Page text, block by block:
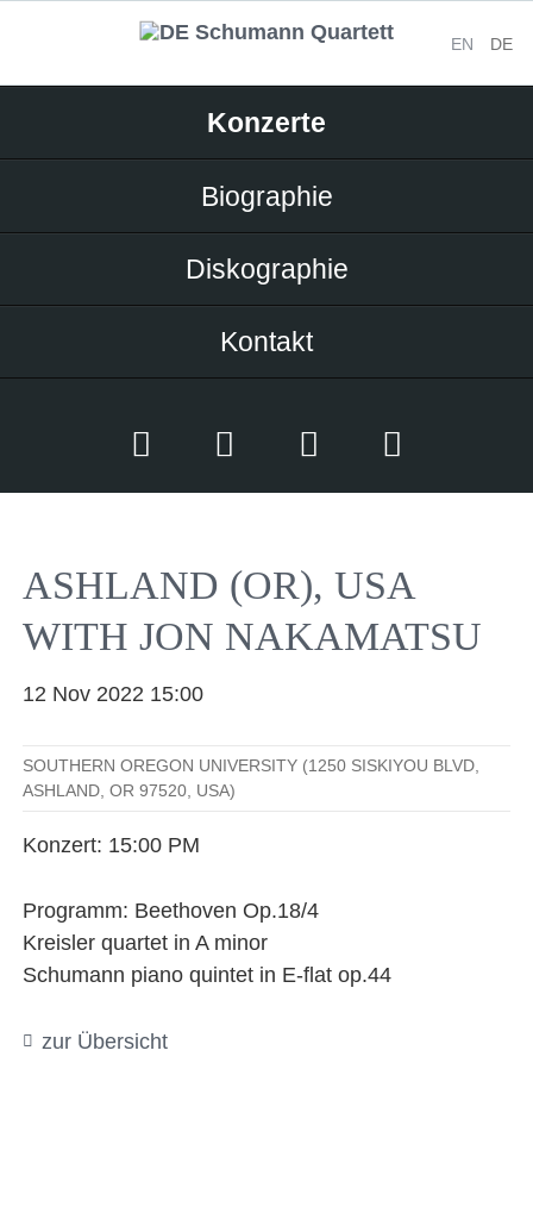
EN DE
Konzerte
Biographie
Diskographie
Kontakt
FacebookYouTubeInstagramEMail
ASHLAND (OR), USA
WITH JON NAKAMATSU
12 Nov 2022 15:00
SOUTHERN OREGON UNIVERSITY (1250 SISKIYOU BLVD,
ASHLAND, OR 97520, USA)
Konzert: 15:00 PM
Programm: Beethoven Op.18/4
Kreisler quartet in A minor
Schumann piano quintet in E-flat op.44
zur Übersicht